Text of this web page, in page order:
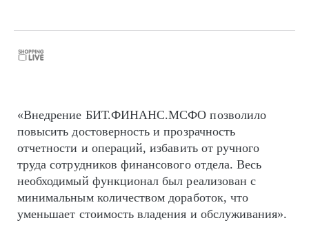
«Внедрение БИТ.ФИНАНС.МСФО позволило
повысить достоверность и прозрачность
отчетности и операций, избавить от ручного
труда сотрудников финансового отдела. Весь
необходимый функционал был реализован с
минимальным количеством доработок, что
уменьшает стоимость владения и обслуживания».